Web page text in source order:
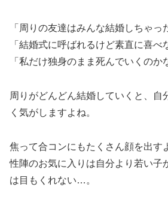
「周りの友達はみんな結婚しちゃっ
「結婚式に呼ばれるけど素直に喜べ
「私だけ独身のまま死んでいくのか
周りがどんどん結婚していくと、自
く気がしますよね。
焦って合コンにもたくさん顔を出す
性陣のお気に入りは自分より若い子
は目もくれない…。